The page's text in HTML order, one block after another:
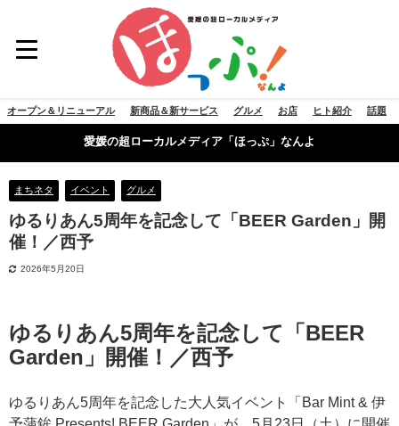
オープン＆リニューアル 新商品＆新サービス グルメ お店 ヒト紹介 話題
愛媛の超ローカルメディア「ほっぷ」なんよ
まちネタ イベント グルメ
ゆるりあん5周年を記念して「BEER Garden」開
催！／西予
2026年5月20日
ゆるりあん5周年を記念して「BEER
Garden」開催！／西予
ゆるりあん5周年を記念した大人気イベント「Bar Mint & 伊